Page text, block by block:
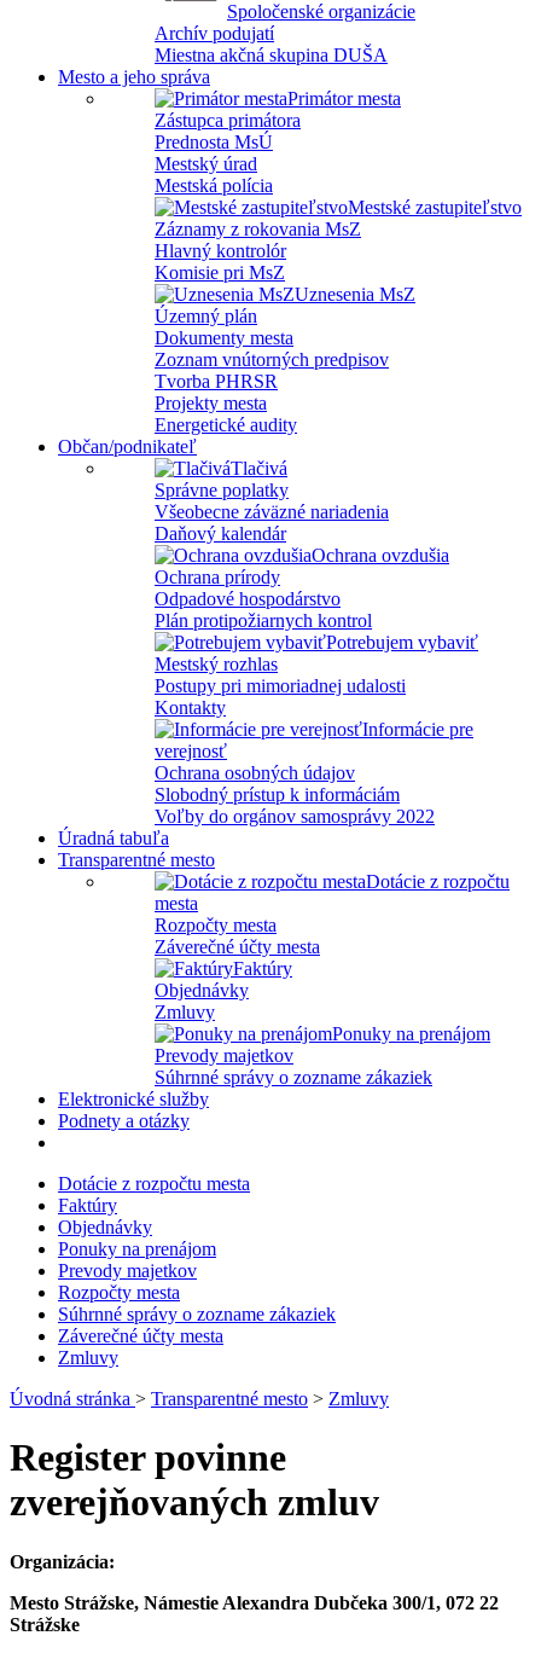
Spoločenské organizácie
Archív podujatí
Miestna akčná skupina DUŠA
Mesto a jeho správa
Primátor mesta
Zástupca primátora
Prednosta MsÚ
Mestský úrad
Mestská polícia
Mestské zastupiteľstvo
Záznamy z rokovania MsZ
Hlavný kontrolór
Komisie pri MsZ
Uznesenia MsZ
Územný plán
Dokumenty mesta
Zoznam vnútorných predpisov
Tvorba PHRSR
Projekty mesta
Energetické audity
Občan/podnikateľ
Tlačivá
Správne poplatky
Všeobecne záväzné nariadenia
Daňový kalendár
Ochrana ovzdušia
Ochrana prírody
Odpadové hospodárstvo
Plán protipožiarnych kontrol
Potrebujem vybaviť
Mestský rozhlas
Postupy pri mimoriadnej udalosti
Kontakty
Informácie pre
verejnosť
Ochrana osobných údajov
Slobodný prístup k informáciám
Voľby do orgánov samosprávy 2022
Úradná tabuľa
Transparentné mesto
Dotácie z rozpočtu
mesta
Rozpočty mesta
Záverečné účty mesta
Faktúry
Objednávky
Zmluvy
Ponuky na prenájom
Prevody majetkov
Súhrnné správy o zozname zákaziek
Elektronické služby
Podnety a otázky
Dotácie z rozpočtu mesta
Faktúry
Objednávky
Ponuky na prenájom
Prevody majetkov
Rozpočty mesta
Súhrnné správy o zozname zákaziek
Záverečné účty mesta
Zmluvy
Úvodná stránka > Transparentné mesto > Zmluvy
Register povinne
zverejňovaných zmluv
Organizácia:
Mesto Strážske, Námestie Alexandra Dubčeka 300/1, 072 22
Strážske